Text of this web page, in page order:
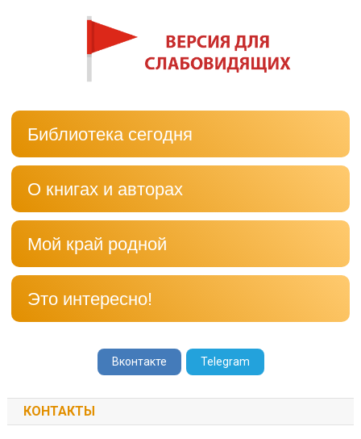
Библиотека сегодня
О книгах и авторах
Мой край родной
Это интересно!
Вконтакте Telegram
КОНТАКТЫ